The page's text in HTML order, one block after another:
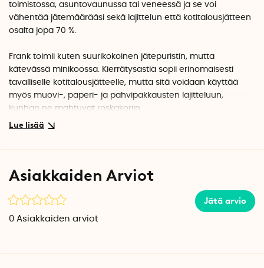
toimistossa, asuntovaunussa tai veneessä ja se voi
vähentää jätemäärääsi sekä lajittelun että kotitalousjätteen
osalta jopa 70 %.
Frank toimii kuten suurikokoinen jätepuristin, mutta
kätevässä minikoossa. Kierrätysastia sopii erinomaisesti
tavalliselle kotitalousjätteelle, mutta sitä voidaan käyttää
myös muovi-, paperi- ja pahvipakkausten lajitteluun,
kunhan ne mahtuvat roskakoriin.
mahtuu enemmän roskia. Lisäksi muovi- ja paperijätteen
kanssa ei tarvitse mennä niin usein kaatopaikalle tai
Asiakkaiden Arviot
Jätä arvio
0 Asiakkaiden arviot